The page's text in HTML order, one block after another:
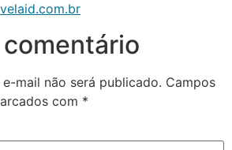
velaid.com.br
mail não será publicado. Campos
com *